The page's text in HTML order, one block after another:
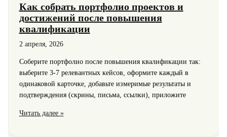
Как собрать портфолио проектов и
достижений после повышения
квалификации
2 апреля, 2026
Соберите портфолио после повышения квалификации так:
выберите 3-7 релевантных кейсов, оформите каждый в
одинаковой карточке, добавьте измеримые результаты и
подтверждения (скрины, письма, ссылки), приложите
Как
Читать далее »